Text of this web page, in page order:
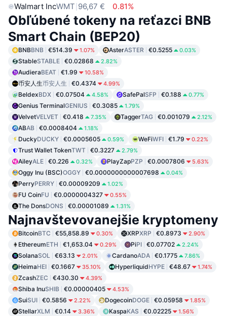
Walmart IncWMT 96,67 € 0.81%
Obľúbené tokeny na reťazci BNB
Smart Chain (BEP20)
BNBBNB €514.39 1.07% AsterASTER €0.5255 0.03%
StableSTABLE €0.02868 2.82%
AudieraBEAT €1.99 10.58%
币安人生币安人生 €0.4374 4.99%
BeldexBDX €0.07504 4.58% SafePalSFP €0.188 0.77%
Genius TerminalGENIUS €0.3085 1.79%
VelvetVELVET €0.418 7.35% TaggerTAG €0.001079 2.12%
ABAB €0.0008404 1.18%
DuckyDUCKY €0.0005605 0.59% WeFiWFI €1.79 0.22%
Trust Wallet TokenTWT €0.3227 2.79%
AileyALE €0.226 0.32% PlayZapPZP €0.0007806 5.63%
Oggy Inu (BSC)OGGY €0.0000000000007698 0.04%
PerryPERRY €0.00009209 1.02%
FU CoinFU €0.0000004327 0.55%
The DonsDONS €0.00001089 1.31%
Najnavštevovanejšie kryptomeny
BitcoinBTC €55,858.89 0.30% XRPXRP €0.8973 2.90%
EthereumETH €1,653.04 0.29% PiPI €0.07702 2.24%
SolanaSOL €63.13 2.01% CardanoADA €0.1775 7.86%
HeimaHEI €0.1667 35.10% HyperliquidHYPE €48.67 1.74%
ZcashZEC €430.30 4.39%
Shiba InuSHIB €0.00000405 4.53%
SuiSUI €0.5856 2.22% DogecoinDOGE €0.05958 1.85%
StellarXLM €0.14 3.36% KaspaKAS €0.02225 1.56%